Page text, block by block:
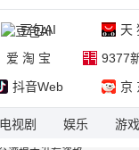
豆包AI 天
爱 淘 宝 9377
抖音Web 京
电视剧 娱乐 游戏